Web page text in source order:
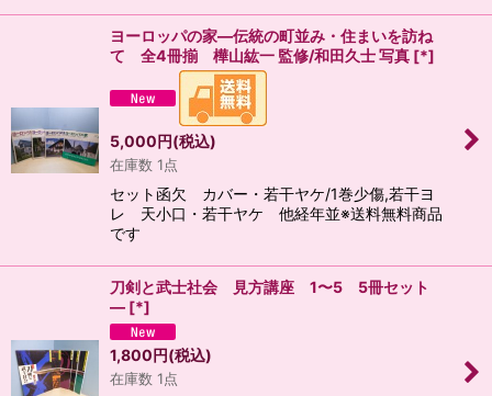
ヨーロッパの家―伝統の町並み・住まいを訪ね
て 全4冊揃 樺山紘一 監修/和田久士 写真 [*]
5,000円(税込)
在庫数 1点
セット函欠 カバー・若干ヤケ/1巻少傷,若干ヨ
レ 天小口・若干ヤケ 他経年並※送料無料商品
です
刀剣と武士社会 見方講座 1〜5 5冊セット
― [*]
1,800円(税込)
在庫数 1点